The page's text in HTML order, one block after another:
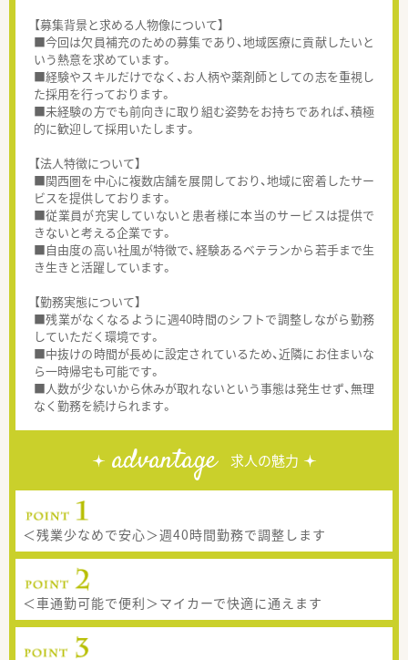
【募集背景と求める人物像について】
■今回は欠員補充のための募集であり、地域医療に貢献したいと
いう熱意を求めています。
■経験やスキルだけでなく、お人柄や薬剤師としての志を重視し
た採用を行っております。
■未経験の方でも前向きに取り組む姿勢をお持ちであれば、積極
的に歓迎して採用いたします。
【法人特徴について】
■関西圏を中心に複数店舗を展開しており、地域に密着したサー
ビスを提供しております。
■従業員が充実していないと患者様に本当のサービスは提供で
きないと考える企業です。
■自由度の高い社風が特徴で、経験あるベテランから若手まで生
き生きと活躍しています。
【勤務実態について】
■残業がなくなるように週40時間のシフトで調整しながら勤務
していただく環境です。
■中抜けの時間が長めに設定されているため、近隣にお住まいな
ら一時帰宅も可能です。
■人数が少ないから休みが取れないという事態は発生せず、無理
なく勤務を続けられます。
advantage 求人の魅力
＜残業少なめで安心＞週40時間勤務で調整します
＜車通勤可能で便利＞マイカーで快適に通えます